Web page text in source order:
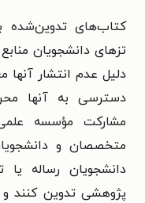
کتاب‌های تدوین‌شده
تزهای دانشجویان
دلیل عدم انتشار آنها
دسترسی به آنها
مشارکت مؤسسه
متخصصان و
دانشجویان رساله
پژوهشی تدوین کنند و